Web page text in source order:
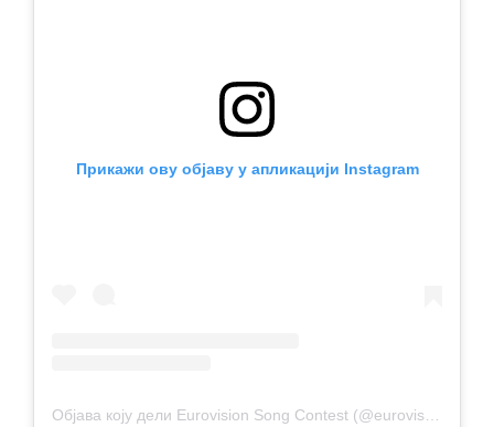
Прикажи ову објаву у апликацији Instagram